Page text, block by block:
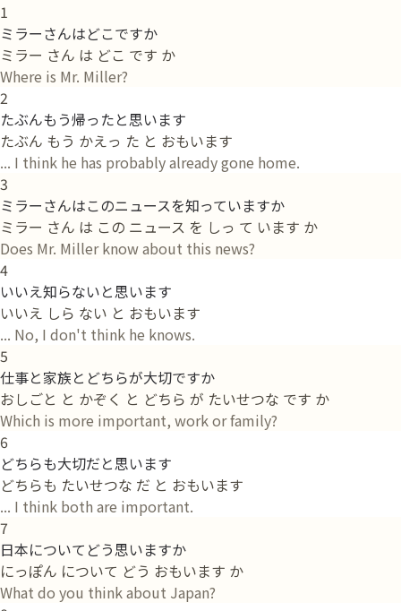
1
ミラーさんはどこですか
ミラー さん は どこ です か
Where is Mr. Miller?
2
たぶんもう帰ったと思います
たぶん もう かえっ た と おもいます
... I think he has probably already gone home.
3
ミラーさんはこのニュースを知っていますか
ミラー さん は この ニュース を しっ て います か
Does Mr. Miller know about this news?
4
いいえ知らないと思います
いいえ しら ない と おもいます
... No, I don't think he knows.
5
仕事と家族とどちらが大切ですか
おしごと と かぞく と どちら が たいせつな です か
Which is more important, work or family?
6
どちらも大切だと思います
どちらも たいせつな だ と おもいます
... I think both are important.
7
日本についてどう思いますか
にっぽん について どう おもいます か
What do you think about Japan?